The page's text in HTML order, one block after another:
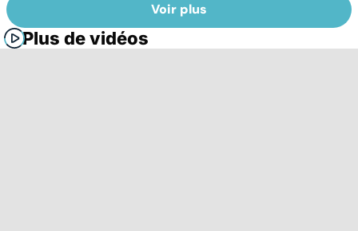
Voir plus
Plus de vidéos